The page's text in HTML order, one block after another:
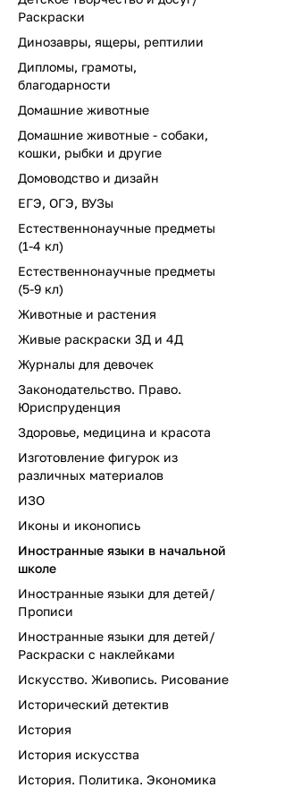
Раскраски
Динозавры, ящеры, рептилии
Дипломы, грамоты,
благодарности
Домашние животные
Домашние животные - собаки,
кошки, рыбки и другие
Домоводство и дизайн
ЕГЭ, ОГЭ, ВУЗы
Естественнонаучные предметы
(1-4 кл)
Естественнонаучные предметы
(5-9 кл)
Животные и растения
Живые раскраски 3Д и 4Д
Журналы для девочек
Законодательство. Право.
Юриспруденция
Здоровье, медицина и красота
Изготовление фигурок из
различных материалов
ИЗО
Иконы и иконопись
Иностранные языки в начальной
школе
Иностранные языки для детей/
Прописи
Иностранные языки для детей/
Раскраски с наклейками
Искусство. Живопись. Рисование
Исторический детектив
История
История искусства
История. Политика. Экономика